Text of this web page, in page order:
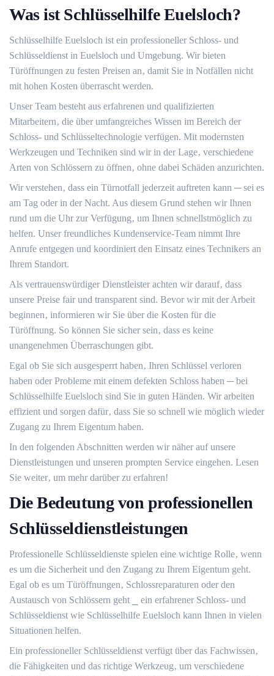
Was ist Schlüsselhilfe Euelsloch?​
Schlüsselhilfe Euelsloch ist ein professioneller Schloss- und
Schlüsseldienst in Euelsloch und Umgebung.​ Wir bieten
Türöffnungen zu festen Preisen an‚ damit Sie in Notfällen nicht
mit hohen Kosten überrascht werden.
Unser Team besteht aus erfahrenen und qualifizierten
Mitarbeitern‚ die über umfangreiches Wissen im Bereich der
Schloss- und Schlüsseltechnologie verfügen.​ Mit modernsten
Werkzeugen und Techniken sind wir in der Lage‚ verschiedene
Arten von Schlössern zu öffnen‚ ohne dabei Schäden anzurichten.​
Wir verstehen‚ dass ein Türnotfall jederzeit auftreten kann ─ sei es
am Tag oder in der Nacht.​ Aus diesem Grund stehen wir Ihnen
rund um die Uhr zur Verfügung‚ um Ihnen schnellstmöglich zu
helfen.​ Unser freundliches Kundenservice-Team nimmt Ihre
Anrufe entgegen und koordiniert den Einsatz eines Technikers an
Ihrem Standort.​
Als vertrauenswürdiger Dienstleister achten wir darauf‚ dass
unsere Preise fair und transparent sind.​ Bevor wir mit der Arbeit
beginnen‚ informieren wir Sie über die Kosten für die
Türöffnung.​ So können Sie sicher sein‚ dass es keine
unangenehmen Überraschungen gibt.
Egal ob Sie sich ausgesperrt haben‚ Ihren Schlüssel verloren
haben oder Probleme mit einem defekten Schloss haben ─ bei
Schlüsselhilfe Euelsloch sind Sie in guten Händen.​ Wir arbeiten
effizient und sorgen dafür‚ dass Sie so schnell wie möglich wieder
Zugang zu Ihrem Eigentum haben.​
In den folgenden Abschnitten werden wir näher auf unsere
Dienstleistungen und unseren prompten Service eingehen.​ Lesen
Sie weiter‚ um mehr darüber zu erfahren!​
Die Bedeutung von professionellen
Schlüsseldienstleistungen
Professionelle Schlüsseldienste spielen eine wichtige Rolle‚ wenn
es um die Sicherheit und den Zugang zu Ihrem Eigentum geht.​
Egal ob es um Türöffnungen‚ Schlossreparaturen oder den
Austausch von Schlössern geht ⎯ ein erfahrener Schloss- und
Schlüsseldienst wie Schlüsselhilfe Euelsloch kann Ihnen in vielen
Situationen helfen.​
Ein professioneller Schlüsseldienst verfügt über das Fachwissen‚
die Fähigkeiten und das richtige Werkzeug‚ um verschiedene